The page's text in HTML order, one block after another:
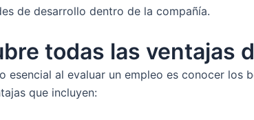
de desarrollo dentro de la compañía.
todas las ventajas
esencial al evaluar un empleo es conocer los
que incluyen: